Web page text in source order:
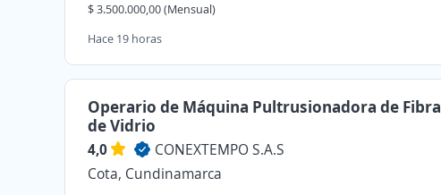
$ 3.500.000,00 (Mensual)
Hace 19 horas
Operario de Máquina Pultrusionadora de Fibra
de Vidrio
4,0
CONEXTEMPO S.A.S
Cota, Cundinamarca